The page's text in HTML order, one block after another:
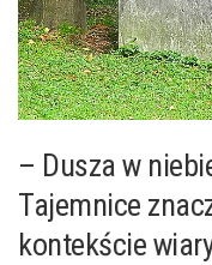
– Dusza w
Tajemnice
kontekście